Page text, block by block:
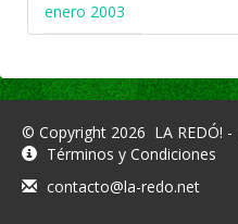
enero 2003
© Copyright 2026 LA REDÓ! -
Términos y Condiciones
contacto@la-redo.net